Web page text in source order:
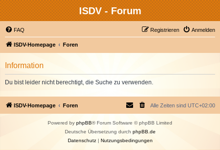
ISDV - Forum
FAQ Anmelden
Registrieren
ISDV-Homepage Foren
Information
Du bist leider nicht berechtigt, die Suche zu verwenden.
ISDV-Homepage Foren Alle Zeiten sind UTC+02:00
Powered by phpBB® Forum Software © phpBB Limited
Deutsche Übersetzung durch phpBB.de
Datenschutz| Nutzungsbedingungen